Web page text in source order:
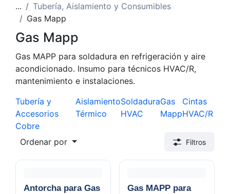
...
Tubería, Aislamiento y Consumibles
Gas Mapp
Gas Mapp
Gas MAPP para soldadura en refrigeración y aire
acondicionado. Insumo para técnicos HVAC/R,
mantenimiento e instalaciones.
Tubería y
Accesorios
Cobre
Aislamiento
Térmico
Soldadura
HVAC
Gas
Mapp
Cintas
HVAC/R
Ordenar por Filtros
Antorcha para Gas
Gas MAPP para